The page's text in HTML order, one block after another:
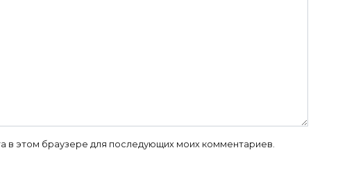
в этом браузере для последующих моих комментариев.